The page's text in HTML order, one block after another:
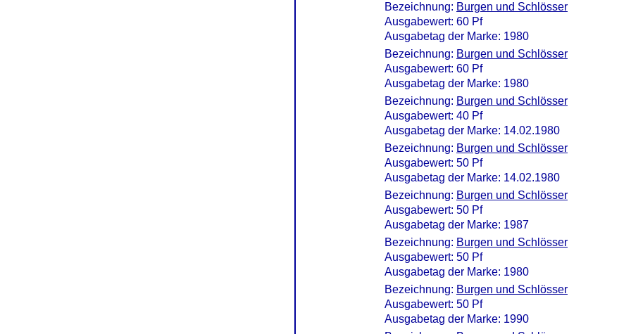
Bezeichnung: Burgen und Schlösser
Ausgabewert: 60 Pf
Ausgabetag der Marke: 1980
Bezeichnung: Burgen und Schlösser
Ausgabewert: 60 Pf
Ausgabetag der Marke: 1980
Bezeichnung: Burgen und Schlösser
Ausgabewert: 40 Pf
Ausgabetag der Marke: 14.02.1980
Bezeichnung: Burgen und Schlösser
Ausgabewert: 50 Pf
Ausgabetag der Marke: 14.02.1980
Bezeichnung: Burgen und Schlösser
Ausgabewert: 50 Pf
Ausgabetag der Marke: 1987
Bezeichnung: Burgen und Schlösser
Ausgabewert: 50 Pf
Ausgabetag der Marke: 1980
Bezeichnung: Burgen und Schlösser
Ausgabewert: 50 Pf
Ausgabetag der Marke: 1990